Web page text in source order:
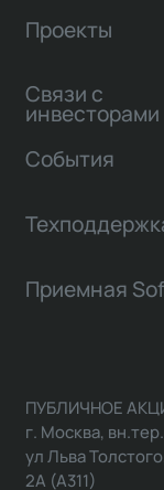
Проекты
Связи с
инвесторами
События
Приемная
ПУБЛИЧНОЕ
г. Москва,
ул Льва
2А (А311)